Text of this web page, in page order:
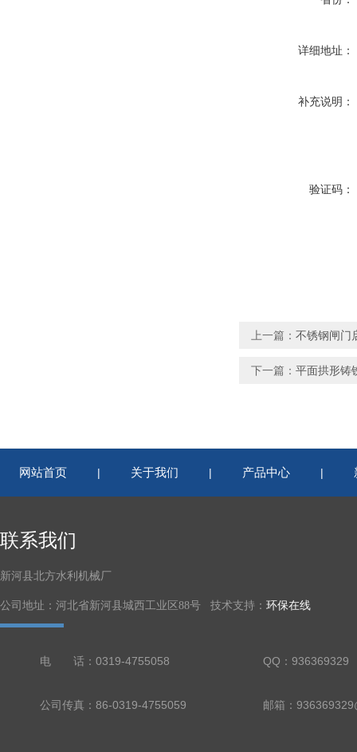
详细地址：
补充说明：
验证码：
上一篇： 不锈钢闸门
下一篇： 平面拱形铸
网站首页 | 关于我们 | 产品中心 |
联系我们
新河县北方水利机械厂
公司地址：河北省新河县城西工业区88号 技术支持： 环保在线
电 话：0319-4755058 QQ：936369329
公司传真：86-0319-4755059 邮箱：